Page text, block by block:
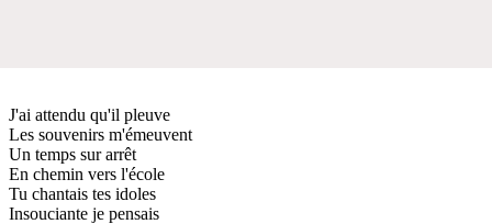
J'ai attendu qu'il pleuve
Les souvenirs m'émeuvent
Un temps sur arrêt
En chemin vers l'école
Tu chantais tes idoles
Insouciante je pensais